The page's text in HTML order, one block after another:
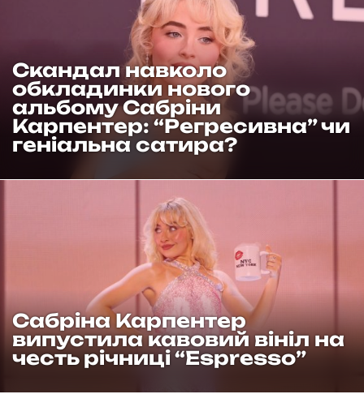
Скандал навколо
обкладинки нового
альбому Сабріни
Карпентер: “Регресивна” чи
геніальна сатира?
Сабріна Карпентер
випустила кавовий вініл на
честь річниці “Espresso”